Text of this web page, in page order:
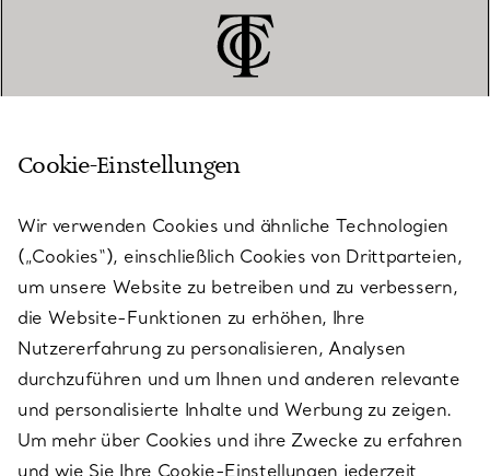
KUNDENSERVICE
SERVICES
ÜBER TIFFANY & CO.
RECHTLICHE HINWEISE
Cookie-Einstellungen
Wir verwenden Cookies und ähnliche Technologien
(„Cookies“), einschließlich Cookies von Drittparteien,
um unsere Website zu betreiben und zu verbessern,
die Website-Funktionen zu erhöhen, Ihre
Nutzererfahrung zu personalisieren, Analysen
durchzuführen und um Ihnen und anderen relevante
und personalisierte Inhalte und Werbung zu zeigen.
Um mehr über Cookies und ihre Zwecke zu erfahren
und wie Sie Ihre Cookie-Einstellungen jederzeit